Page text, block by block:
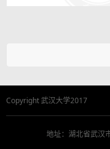
士学位，随后在新加坡南
Copyright 武汉大学2017
地址：湖北省武汉